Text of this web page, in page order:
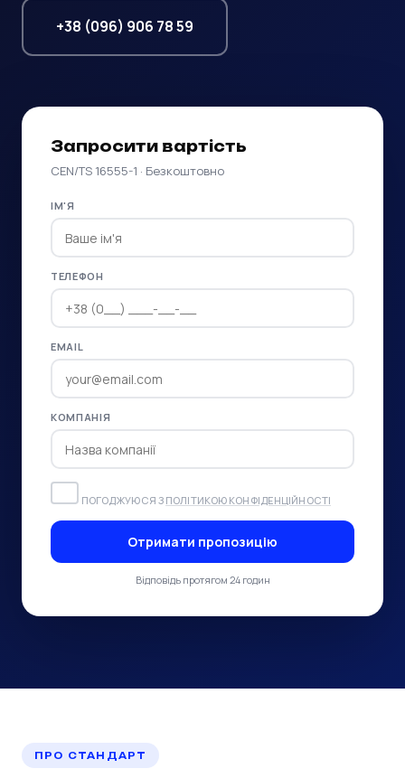
+38 (096) 906 78 59
Запросити вартість
CEN/TS 16555-1 · Безкоштовно
ІМ'Я
ТЕЛЕФОН
EMAIL
КОМПАНІЯ
ПОГОДЖУЮСЯ З ПОЛІТИКОЮ КОНФІДЕНЦІЙНОСТІ
Отримати пропозицію
Відповідь протягом 24 годин
ПРО СТАНДАРТ